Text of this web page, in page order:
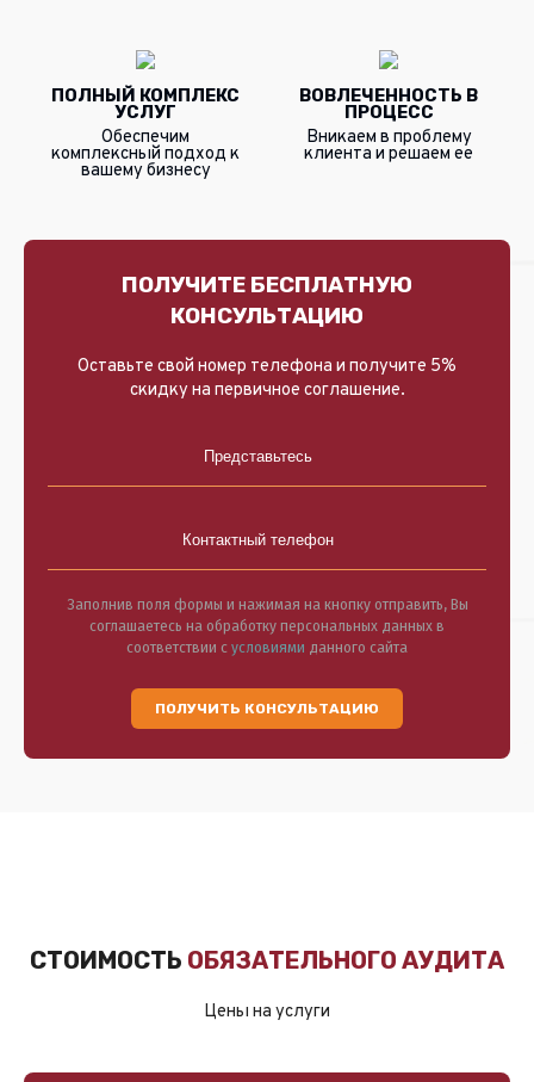
ПОЛНЫЙ КОМПЛЕКС
УСЛУГ
Обеспечим
комплексный подход к
вашему бизнесу
ВОВЛЕЧЕННОСТЬ В
ПРОЦЕСС
Вникаем в проблему
клиента и решаем ее
ПОЛУЧИТЕ БЕСПЛАТНУЮ
КОНСУЛЬТАЦИЮ
Оставьте свой номер телефона и получите 5%
скидку на первичное соглашение.
Заполнив поля формы и нажимая на кнопку отправить, Вы
соглашаетесь на обработку персональных данных в
соответствии сусловиями данного сайта
ПОЛУЧИТЬ КОНСУЛЬТАЦИЮ
СТОИМОСТЬ ОБЯЗАТЕЛЬНОГО АУДИТА
Цены на услуги